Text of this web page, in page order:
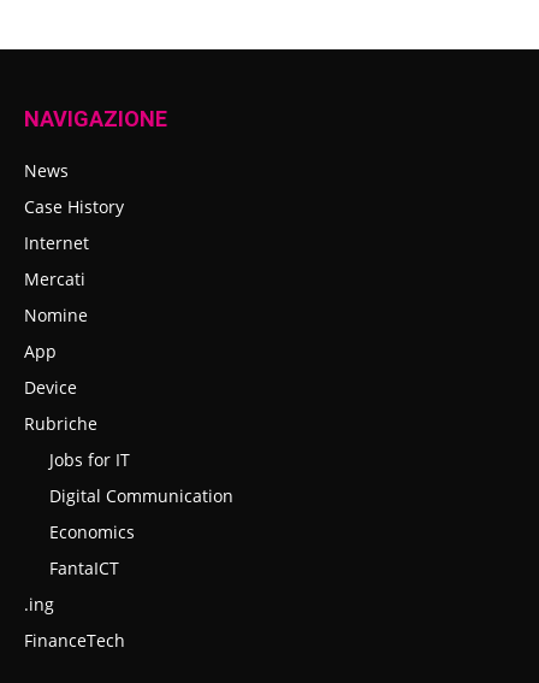
NAVIGAZIONE
News
Case History
Internet
Mercati
Nomine
App
Device
Rubriche
Jobs for IT
Digital Communication
Economics
FantaICT
.ing
FinanceTech